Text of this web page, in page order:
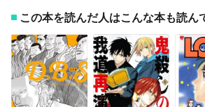
この本を読んだ人はこんな本も読ん